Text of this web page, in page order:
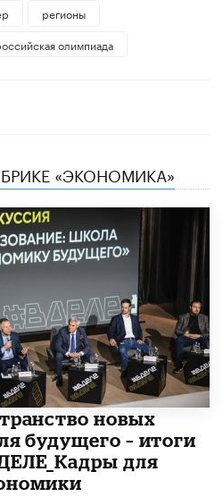
регионы
олимпиада
«ЭКОНОМИКА»
новых
будущего – итоги
для